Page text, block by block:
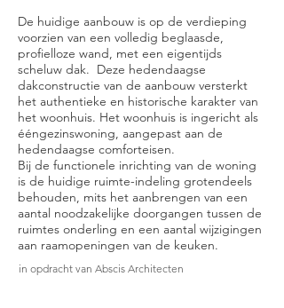
De huidige aanbouw is op de verdieping
voorzien van een volledig beglaasde,
profielloze wand, met een eigentijds
scheluw dak. Deze hedendaagse
dakconstructie van de aanbouw versterkt
het authentieke en historische karakter van
het woonhuis. Het woonhuis is ingericht als
ééngezinswoning, aangepast aan de
hedendaagse comforteisen.
Bij de functionele inrichting van de woning
is de huidige ruimte-indeling grotendeels
behouden, mits het aanbrengen van een
aantal noodzakelijke doorgangen tussen de
ruimtes onderling en een aantal wijzigingen
aan raamopeningen van de keuken.
in opdracht van Abscis Architecten